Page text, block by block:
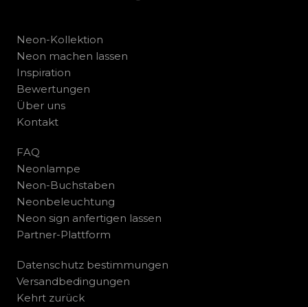
Neon-Kollektion
Neon machen lassen
Inspiration
Bewertungen
Über uns
Kontakt
FAQ
Neonlampe
Neon-Buchstaben
Neonbeleuchtung
Neon sign anfertigen lassen
Partner-Plattform
Datenschutz bestimmungen
Versandbedingungen
Kehrt zurück